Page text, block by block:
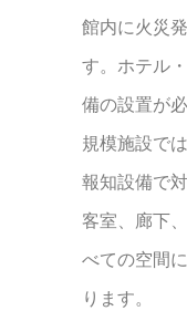
館内に火災
す。ホテル
備の設置が
規模施設で
報知設備で
客室、廊下
べての空間
ります。